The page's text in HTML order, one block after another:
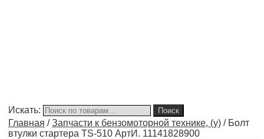
Искать: Поиск
Главная /Запчасти к бензомоторной технике, (у) / Болт
втулки стартера TS-510 АртИ. 11141828900